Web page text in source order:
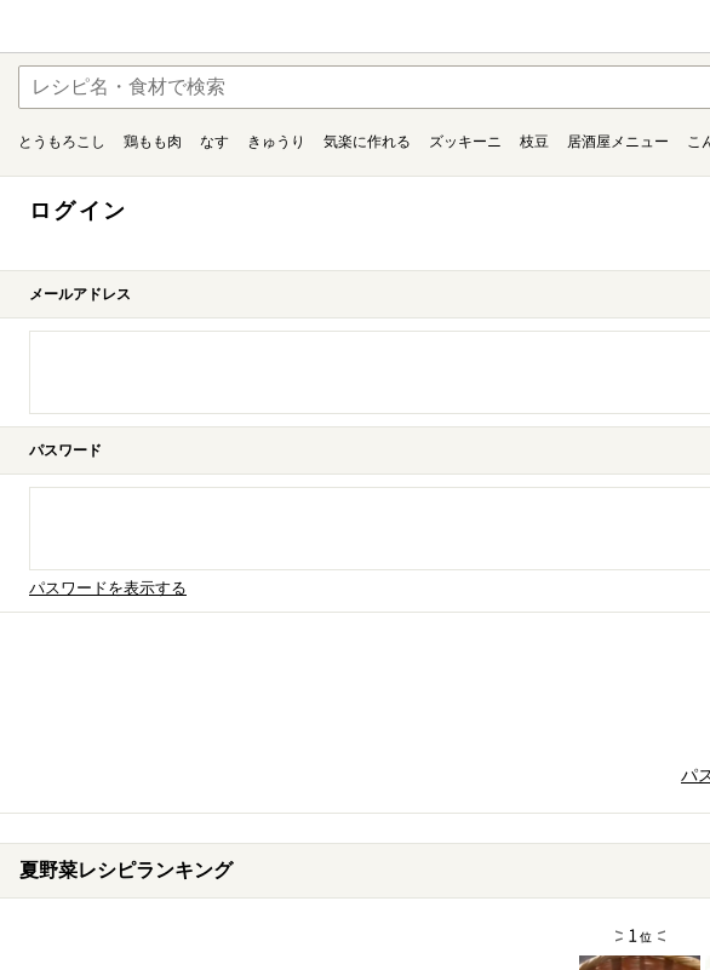
とうもろこし 鶏もも肉 なす きゅうり 気楽に作れる ズッキーニ 枝豆 居酒屋メニュー こ
ログイン
メールアドレス
パスワード
パスワードを表示する
パ
夏野菜レシピランキング